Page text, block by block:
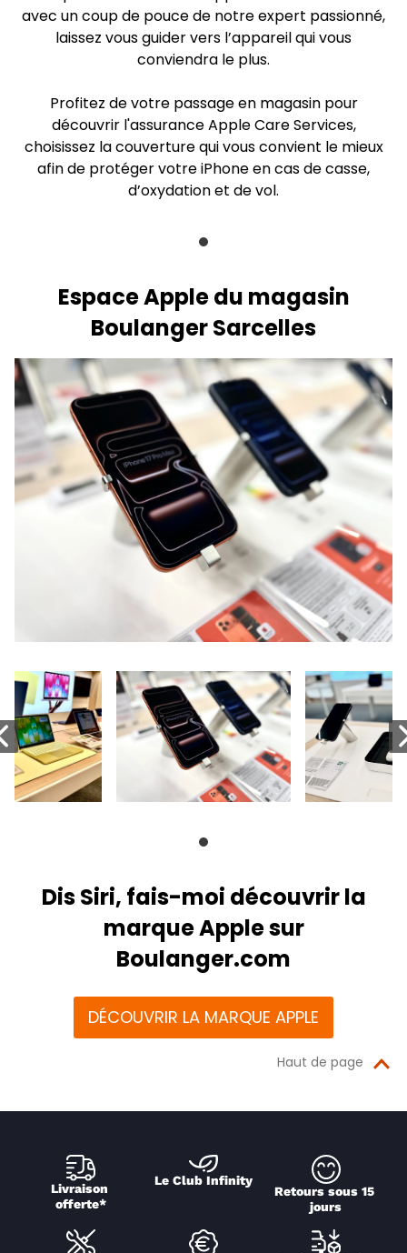
avec un coup de pouce de notre expert passionné,
laissez vous guider vers l’appareil qui vous
conviendra le plus.
Profitez de votre passage en magasin pour
découvrir l'assurance Apple Care Services,
choisissez la couverture qui vous convient le mieux
afin de protéger votre iPhone en cas de casse,
d’oxydation et de vol.
Espace Apple du magasin
Boulanger Sarcelles
Dis Siri, fais-moi découvrir la
marque Apple sur
Boulanger.com
DÉCOUVRIR LA MARQUE APPLE
Haut de page
Livraison
offerte*
Le Club Infinity
Retours sous 15
jours